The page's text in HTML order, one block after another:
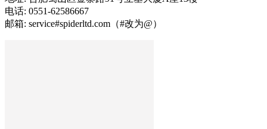
电话: 0551-62586667
邮箱: service#spiderltd.com（#改为@）